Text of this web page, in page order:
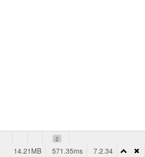
2
7.2.34
571.35ms
14.21MB